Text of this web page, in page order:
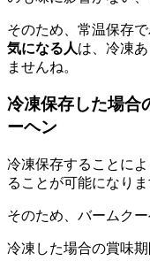
そのため、常温保存
気になる人は、冷凍
ませんね。
冷凍保存した場合
ーヘン
冷凍保存することに
ることが可能になりま
そのため、バームク
冷凍した場合の賞味